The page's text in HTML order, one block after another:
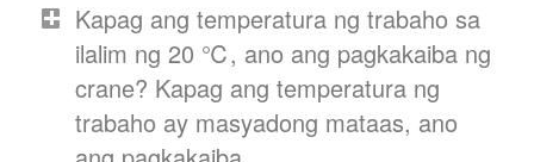
Kapag ang temperatura ng trabaho sa
ilalim ng 20 ℃, ano ang pagkakaiba ng
crane? Kapag ang temperatura ng
trabaho ay masyadong mataas, ano